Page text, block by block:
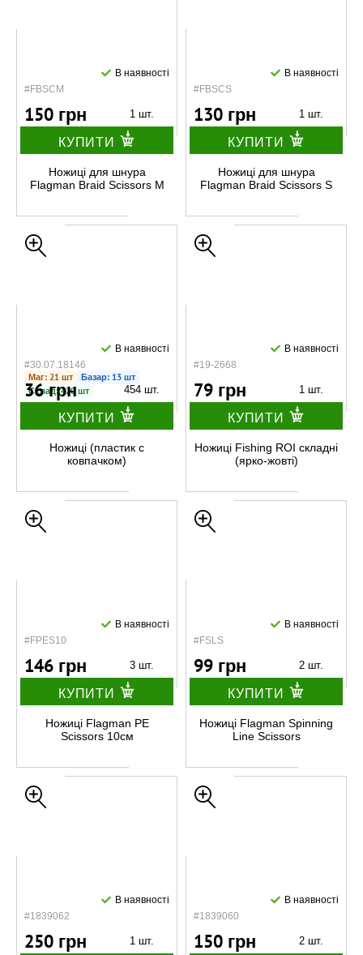
#FBSCM
В наявності
150 грн 1 шт.
КУПИТИ
Ножицi для шнура
Flagman Braid Scissors M
#FBSCS
В наявності
130 грн 1 шт.
КУПИТИ
Ножицi для шнура
Flagman Braid Scissors S
#30.07.18146
В наявності
Маг: 21 шт
Базар: 13 шт
Склад: 420 шт
36 грн 454 шт.
КУПИТИ
Ножиці (пластик с
ковпачком)
#19-2668
В наявності
79 грн 1 шт.
КУПИТИ
Ножиці Fishing ROI складні
(ярко-жовті)
#FPES10
В наявності
146 грн 3 шт.
КУПИТИ
Ножиці Flagman PE
Scissors 10см
#FSLS
В наявності
99 грн 2 шт.
КУПИТИ
Ножиці Flagman Spinning
Line Scissors
#1839062
В наявності
250 грн 1 шт.
#1839060
В наявності
150 грн 2 шт.